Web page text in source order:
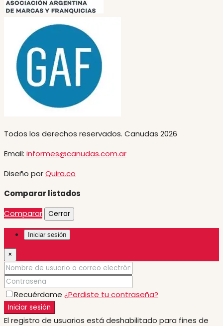
Todos los derechos reservados. Canudas 2026
Email: informes@canudas.com.ar
Diseño porQuira.co
Comparar listados
Comparar
Cerrar
Iniciar sesión
×
Recuérdame ¿Perdiste tu contraseña?
Iniciar sesión
El registro de usuarios está deshabilitado para fines de